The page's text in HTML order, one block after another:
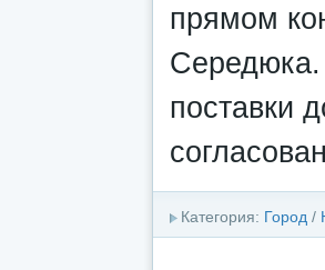
прямом
Середюка.
поставки
Категория: Город /